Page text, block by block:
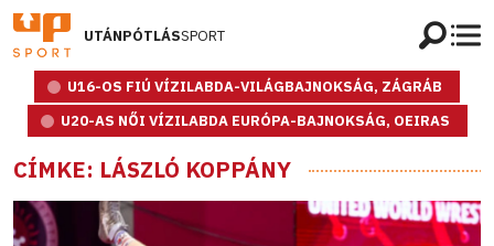
UTÁNPÓTLÁSSPORT
U16-OS FIÚ VÍZILABDA-VILÁGBAJNOKSÁG, ZÁGRÁB
U20-AS NŐI VÍZILABDA EURÓPA-BAJNOKSÁG, OEIRAS
CÍMKE: LÁSZLÓ KOPPÁNY